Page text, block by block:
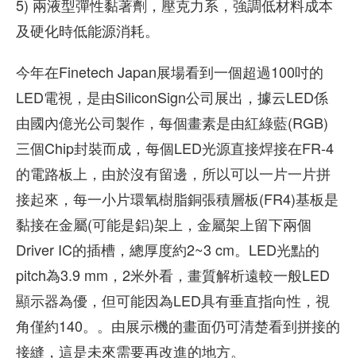
5) 兩液型彈性黏著劑，壓克力系，強調低材料成本
及硬化時低能源消耗。
今年在Finetech Japan展場看到一個超過100吋的
LED電視，是由SiliconSign公司展出，據云LED係
由國內億光公司製作，每個畫素是由紅綠藍(RGB)
三個Chip封裝而成，每個LED光源直接焊接在FR-4
的電路板上，由於沒有留邊，所以可以一片一片拼
接起來，每一小片環氧樹脂銅張積層板(FR4)基板是
黏接在金屬(可能是鋁)架上，金屬架上留下兩個
Driver IC的插槽，總厚度約2~3 cm。LED光點的
pitch為3.9 mm，2米外看，畫質解析遠較一般LED
顯示器為優，但可能因為LED具有垂直指向性，視
角僅約140。。由展示機的畫面仍可清楚看到拼接的
接縫，這是未來需要再改進的地方。